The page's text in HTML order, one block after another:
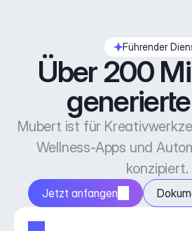
Führender
Über 200
Mubert ist für
Wellness-Apps und
konzipiert.
Jetzt anfangen